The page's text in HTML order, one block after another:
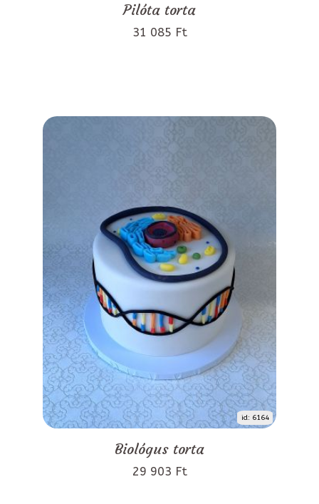
Pilóta torta
31 085 Ft
id: 6164
Biológus torta
29 903 Ft